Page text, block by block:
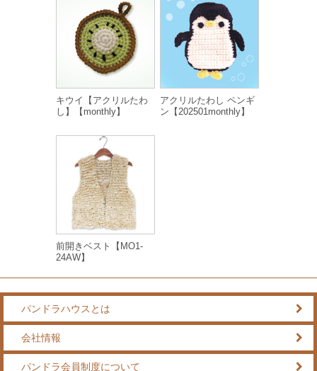
キウイ【アクリルたわ
し】【monthly】
アクリルたわし ペンギ
ン【202501monthly】
前開きベスト【MO1-
24AW】
パンドラハウスとは
会社情報
パンドラ会員制度について